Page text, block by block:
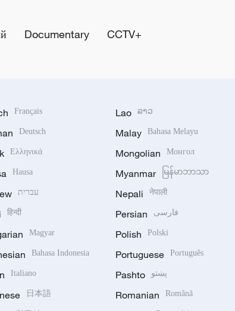
Documentary CCTV+
Français
Deutsch
Ελληνικά
Hausa
עברית
हिन्दी
Magyar
Bahasa Indonesia
Italiano
日本語
Lao ລາວ
Malay Bahasa Melayu
Mongolian Монгол
Myanmar မြန်မာဘာသာ
Nepali नेपाली
Persian فارسی
Polish Polski
Portuguese Português
Pashto پښتو
Romanian Română